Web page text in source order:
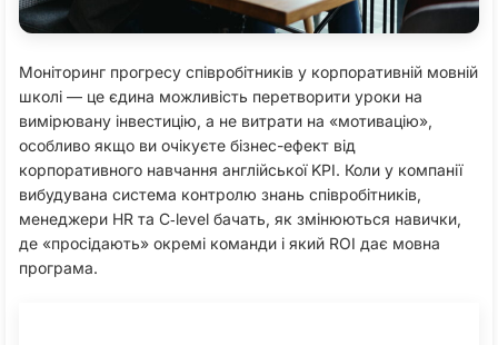
Моніторинг прогресу співробітників у корпоративній мовній
школі — це єдина можливість перетворити уроки на
вимірювану інвестицію, а не витрати на «мотивацію»,
особливо якщо ви очікуєте бізнес-ефект від
корпоративного навчання англійської KPI. Коли у компанії
вибудувана система контролю знань співробітників,
менеджери HR та C‑level бачать, як змінюються навички,
де «просідають» окремі команди і який ROI дає мовна
програма.​